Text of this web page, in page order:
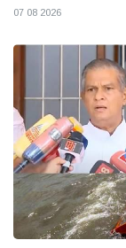
07 08 2026